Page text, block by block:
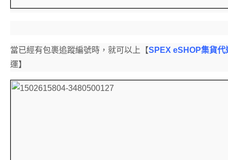
當已經有包裹追蹤編號時，就可以上【SPEX eSHOP集貨代
運】